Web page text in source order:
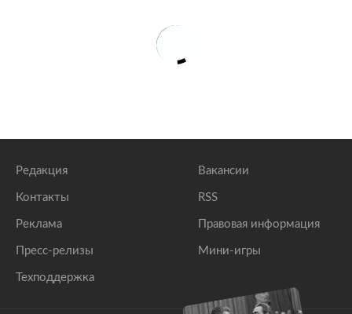
Сбившая троих детей в Москве женщина раскрыла
Редакция
Контакты
Реклама
Пресс-релизы
Техподдержка
Вакансии
RSS
Правовая информация
Мини-игры